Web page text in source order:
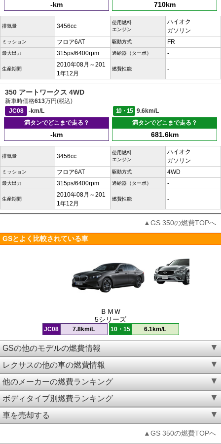
-km 710km
排気量 3456cc
使用燃料
エンジン
ハイオク
ガソリン
ミッション フロア6AT 駆動方式 FR
最大出力 315ps/6400rpm 過給器（ターボ） -
生産期間
2010年08月～201
1年12月
燃費性能 -
350 アートワークス 4WD
新車時価格613万円(税込)
JC08
-km/L 10・15
9.6km/L
満タンでどこまで走る？
-km
満タンでどこまで走る？
681.6km
排気量 3456cc
使用燃料
エンジン
ハイオク
ガソリン
ミッション フロア6AT 駆動方式 4WD
最大出力 315ps/6400rpm 過給器（ターボ） -
生産期間
2010年08月～201
1年12月
燃費性能 -
▲GS 350の燃費TOPへ
GSとよく比較されている車
ＢＭＷ
5シリーズ
JC08 7.8km/L 10・15 6.1km/L
GSの他のモデルの燃費情報
レクサスの他の車の燃費情報
他のメーカーの燃費ランキング
ボディタイプ別燃費ランキング
車を売却する
▲GS 350の燃費TOPへ